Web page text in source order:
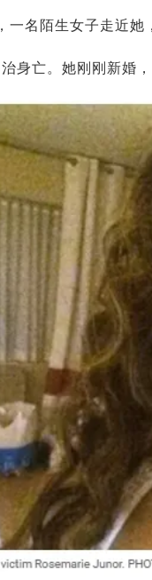
一名陌生女子走近她
身亡。她刚刚新婚